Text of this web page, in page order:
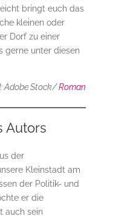
bringt euch das
kleinen oder
Dorf zu einer
gerne unter diesen
Adobe Stock/Roman
Autors
der
Kleinstadt am
der Politik- und
er die
auch sein